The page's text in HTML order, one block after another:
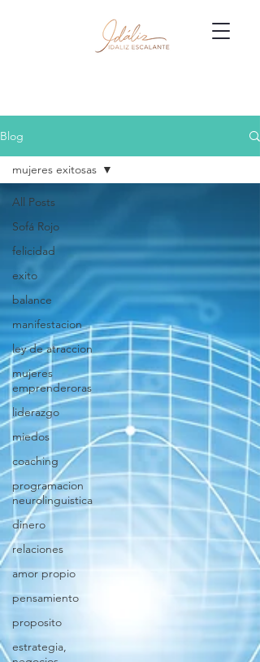
Blog
All Posts
Sofá Rojo
felicidad
exito
balance
manifestacion
ley de atraccion
mujeres
emprenderoras
liderazgo
miedos
coaching
programacion
neurolinguistica
dinero
relaciones
amor propio
pensamiento
proposito
estrategia,
mujeres exitosas